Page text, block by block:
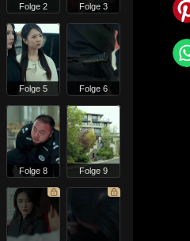
Folge 2 Folge 3
Folge 5 Folge 6
Folge 8 Folge 9